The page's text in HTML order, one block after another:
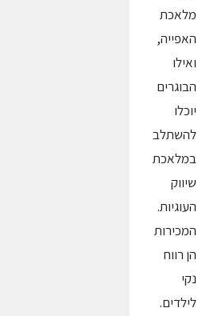
מלאכת
האפייה,
ואילו
הבוגרים
יוכלו
להשתלב
במלאכת
שיווק
העוגיות.
המכירות
הן רווח
נקי
לילדים.